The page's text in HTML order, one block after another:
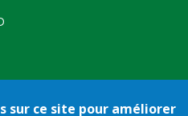
sur ce site pour améliorer